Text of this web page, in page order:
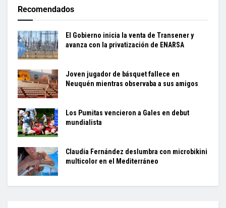
Recomendados
El Gobierno inicia la venta de Transener y
avanza con la privatización de ENARSA
Joven jugador de básquet fallece en
Neuquén mientras observaba a sus amigos
Los Pumitas vencieron a Gales en debut
mundialista
Claudia Fernández deslumbra con microbikini
multicolor en el Mediterráneo